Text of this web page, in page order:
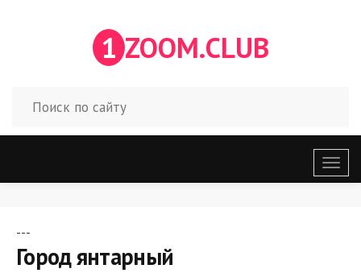
1 ZOOM.CLUB
меню
---
Город янтарный